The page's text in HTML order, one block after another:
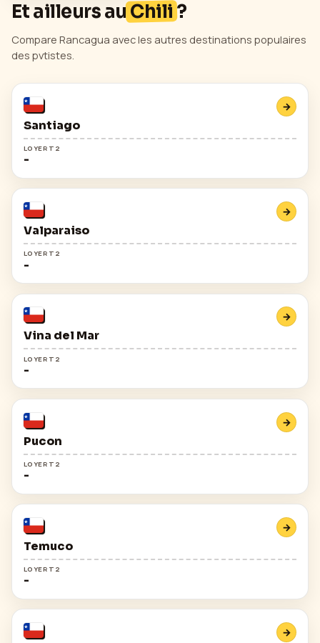
Et ailleurs auChili?
Compare Rancagua avec les autres destinations populaires
des pvtistes.
Santiago
→
LOYER T2
-
Valparaiso
→
LOYER T2
-
Vina del Mar
→
LOYER T2
-
Pucon
→
LOYER T2
-
Temuco
→
LOYER T2
-
→